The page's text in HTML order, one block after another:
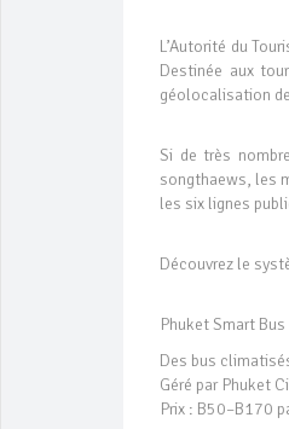
L’Autorité du
Destinée aux
géolocalisation
Si de très
songthaews, les
les six lignes
Découvrez le
Phuket Smart Bus
Des bus
Géré par Phuket
Prix : B50–B170